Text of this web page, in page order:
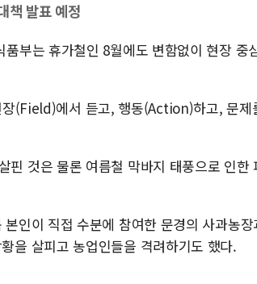
[
책 발표 예정
부는 휴가철인 8월에도 변함없이 현장 중
(Field)에서 듣고, 행동(Action)하고, 문
핀 것은 물론 여름철 막바지 태풍으로 인한
인이 직접 수분에 참여한 문경의 사과농
을 살피고 농업인들을 격려하기도 했다.